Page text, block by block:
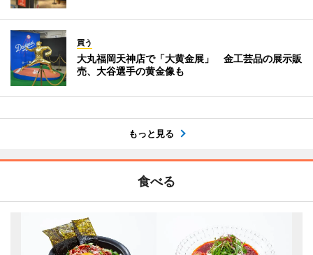
買う
大丸福岡天神店で「大黄金展」 金工芸品の展示販
売、大谷選手の黄金像も
もっと見る
食べる